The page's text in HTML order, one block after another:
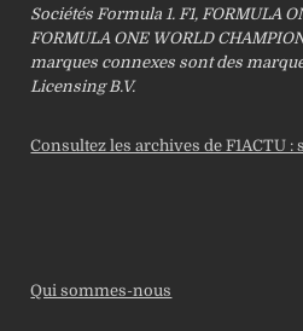
Sociétés Formula 1. F1, FORMULA
FORMULA ONE WORLD
marques connexes sont des
Licensing B.V.
Consultez les archives de F1ACTU
Qui sommes-nous